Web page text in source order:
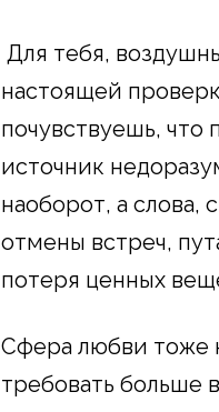
Для тебя,
настоящей
почувствуешь, что
источник
наоборот, а
отмены встреч,
потеря ценных
Сфера любви тоже
требовать больше